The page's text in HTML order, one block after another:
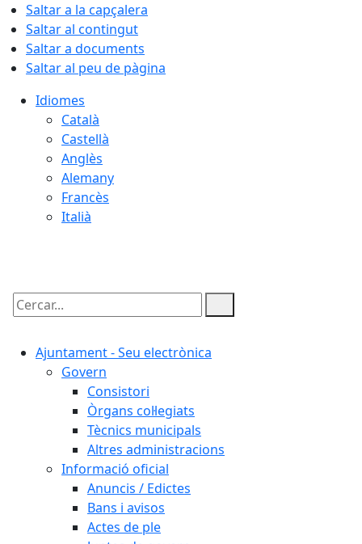
Saltar a la capçalera
Saltar al contingut
Saltar a documents
Saltar al peu de pàgina
Idiomes
Català
Castellà
Anglès
Alemany
Francès
Italià
Cercar:
Ajuntament - Seu electrònica
Govern
Consistori
Òrgans col·legiats
Tècnics municipals
Altres administracions
Informació oficial
Anuncis / Edictes
Bans i avisos
Actes de ple